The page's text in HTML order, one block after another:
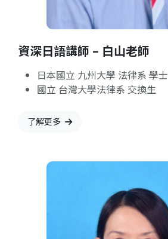
資深日語講師 – 白山老師
日本國立 九州大學 法律系 學士
國立 台灣大學法律系 交換生
了解更多